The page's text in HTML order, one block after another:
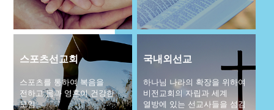
행사 사진
입성식 사진
새가족 사진
교우 가정 심방
행정양식
스포츠선교회
스포츠를 통하여 복음을
전하고 몸과 영혼이 건강한
모임
국내외선교
하나님 나라의 확장을 위하여
비전교회의 자립과 세계
열방에 있는 선교사들을 섬김